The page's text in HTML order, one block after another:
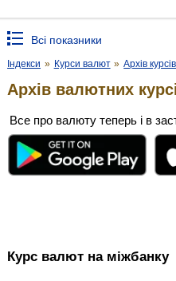
Всі показники
Індекси » Курси валют » Архів курсів
Архів валютних
Все про валюту теперь і в
Курс валют на міжбанку